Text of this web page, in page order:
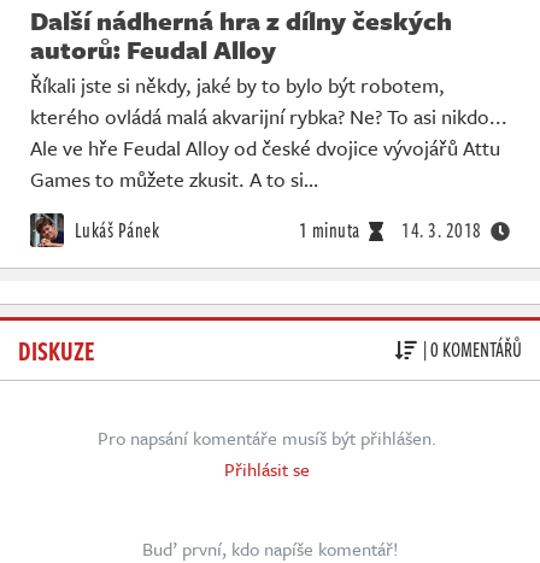
Další nádherná hra z dílny českých
autorů: Feudal Alloy
Říkali jste si někdy, jaké by to bylo být robotem,
kterého ovládá malá akvarijní rybka? Ne? To asi nikdo...
Ale ve hře Feudal Alloy od české dvojice vývojářů Attu
Games to můžete zkusit. A to si…
Lukáš Pánek 1 minuta 14. 3. 2018
DISKUZE | 0 KOMENTÁŘŮ
Pro napsání komentáře musíš být přihlášen.
Přihlásit se
Buď první, kdo napíše komentář!